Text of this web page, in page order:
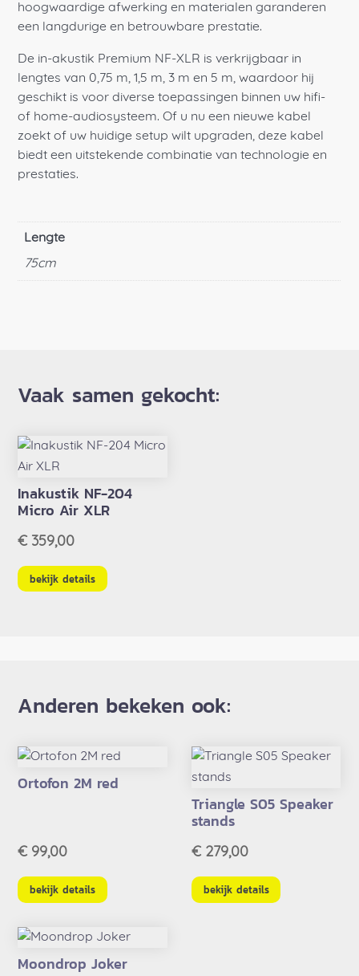
hoogwaardige afwerking en materialen garanderen
een langdurige en betrouwbare prestatie.
De in-akustik Premium NF-XLR is verkrijgbaar in
lengtes van 0,75 m, 1,5 m, 3 m en 5 m, waardoor hij
geschikt is voor diverse toepassingen binnen uw hifi-
of home-audiosysteem. Of u nu een nieuwe kabel
zoekt of uw huidige setup wilt upgraden, deze kabel
biedt een uitstekende combinatie van technologie en
prestaties.
Lengte
75cm
Vaak samen gekocht:
Inakustik NF-204
Micro Air XLR
€ 359,00
bekijk details
Anderen bekeken ook:
Ortofon 2M red
€ 99,00
bekijk details
Triangle S05 Speaker
stands
€279,00
bekijk details
Moondrop Joker